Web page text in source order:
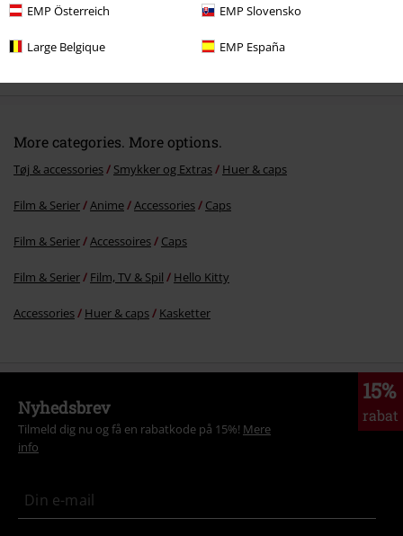
EMP Österreich EMP Slovensko
Large Belgique EMP España
%
More categories. More options.
Tøj & accessories Smykker og Extras Huer & caps
Film & Serier Anime Accessories Caps
Film & Serier Accessoires Caps
Film & Serier Film, TV & Spil Hello Kitty
Accessories Huer & caps Kasketter
15%
rabat
Nyhedsbrev
Tilmeld dig nu og få en rabatkode på 15%! Mere
info